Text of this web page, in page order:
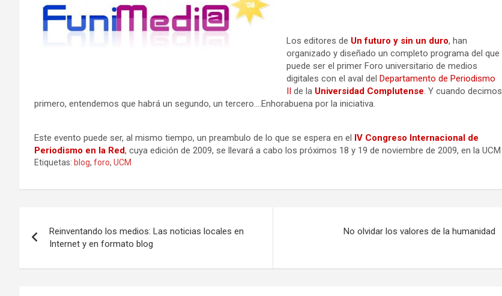
Los editores de Un futuro y sin un duro, han
organizado y diseñado un completo programa del que
puede ser el primer Foro universitario de medios
digitales con el aval del Departamento de Periodismo
II de la Universidad Complutense. Y cuando decimos
primero, entendemos que habrá un segundo, un tercero….Enhorabuena por la iniciativa.
Este evento puede ser, al mismo tiempo, un preambulo de lo que se espera en el IV Congreso Internacional de
Periodismo en la Red, cuya edición de 2009, se llevará a cabo los próximos 18 y 19 de noviembre de 2009, en la UCM
Etiquetas: blog, foro, UCM
de
entradas
Reinventando los medios: Las noticias locales en
Internet y en formato blog
No olvidar los valores de la humanidad